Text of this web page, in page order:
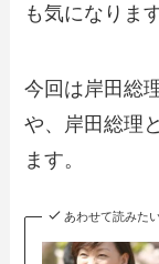
も気になります
今回は岸田総
や、岸田総理
ます。
あわせて読みた